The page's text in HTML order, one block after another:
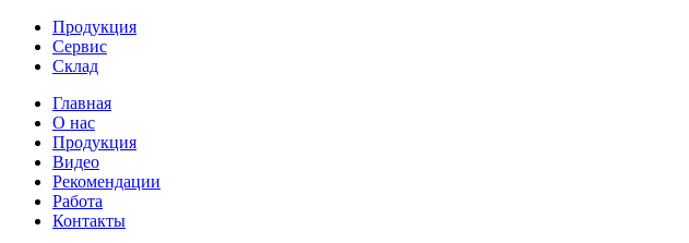
Продукция
Сервис
Склад
Главная
О нас
Продукция
Видео
Рекомендации
Работа
Контакты